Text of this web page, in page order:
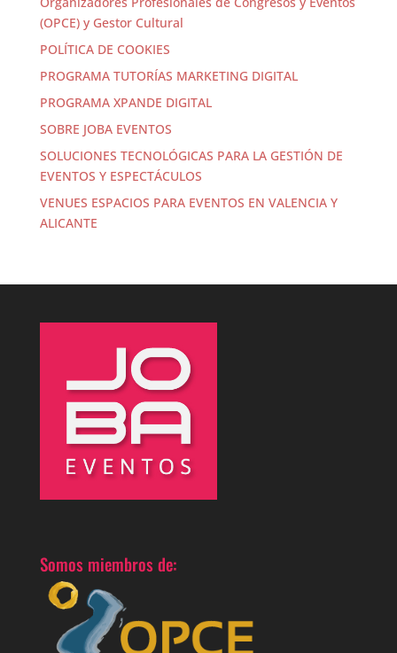
(OPCE) y Gestor Cultural
POLÍTICA DE COOKIES
PROGRAMA TUTORÍAS MARKETING DIGITAL
PROGRAMA XPANDE DIGITAL
SOBRE JOBA EVENTOS
SOLUCIONES TECNOLÓGICAS PARA LA GESTIÓN DE
EVENTOS Y ESPECTÁCULOS
VENUES ESPACIOS PARA EVENTOS EN VALENCIA Y
ALICANTE
Somos miembros de: